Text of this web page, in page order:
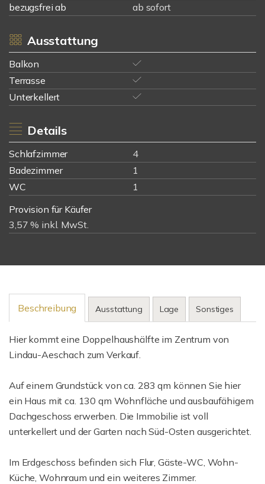
bezugsfrei ab
ab sofort
Ausstattung
Balkon
Terrasse
Unterkellert
Details
Schlafzimmer
4
Badezimmer
1
WC
1
Provision für Käufer
3,57 % inkl. MwSt.
Beschreibung Ausstattung Lage Sonstiges
Hier kommt eine Doppelhaushälfte im Zentrum von
Lindau-Aeschach zum Verkauf.
Auf einem Grundstück von ca. 283 qm können Sie hier
ein Haus mit ca. 130 qm Wohnfläche und ausbaufähigem
Dachgeschoss erwerben. Die Immobilie ist voll
unterkellert und der Garten nach Süd-Osten ausgerichtet.
Im Erdgeschoss befinden sich Flur, Gäste-WC, Wohn-
Küche, Wohnraum und ein weiteres Zimmer.